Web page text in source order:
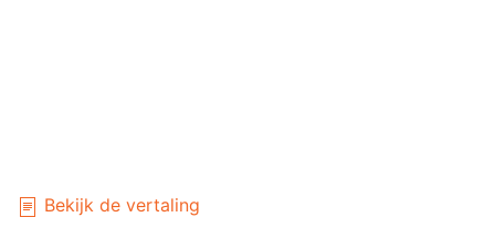
Bekijk de vertaling